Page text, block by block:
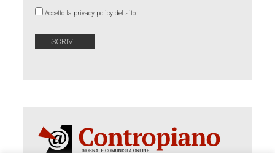
Accetto la privacy policy del sito